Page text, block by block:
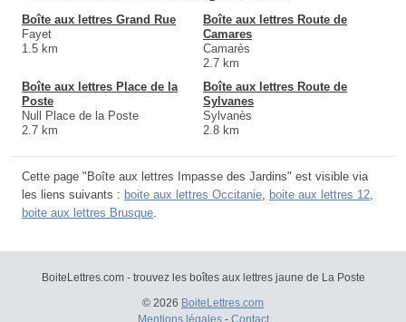
Boîte aux lettres Grand Rue
Fayet
1.5 km
Boîte aux lettres Route de
Camares
Camarès
2.7 km
Boîte aux lettres Place de la
Poste
Null Place de la Poste
2.7 km
Boîte aux lettres Route de
Sylvanes
Sylvanès
2.8 km
Cette page "Boîte aux lettres Impasse des Jardins" est visible via
les liens suivants : boite aux lettres Occitanie boite aux lettres 12
boite aux lettres Brusque
BoiteLettres.com - trouvez les boîtes aux lettres jaune de La Poste
© 2026 BoiteLettres.com
Mentions légales- Contact